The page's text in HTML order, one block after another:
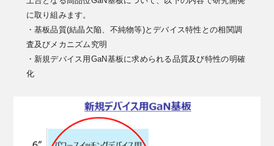
に取り組みます。
・基板品質(結晶欠陥、不純物等)とデバイス特性との相関調
査及びメカニズム究明
・新規デバイス用GaN基板に求められる品質及び特性の明確
化